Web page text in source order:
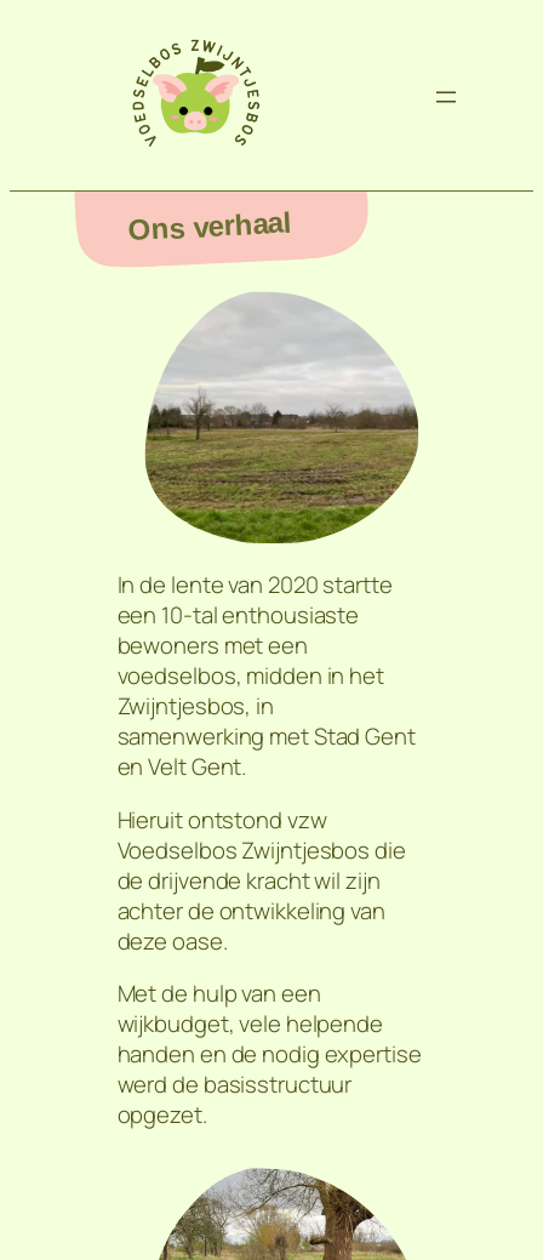
Ons verhaal
In de lente van 2020 startte
een 10-tal enthousiaste
bewoners met een
voedselbos, midden in het
Zwijntjesbos, in
samenwerking met Stad Gent
en Velt Gent.
Hieruit ontstond vzw
Voedselbos Zwijntjesbos die
de drijvende kracht wil zijn
achter de ontwikkeling van
deze oase.
Met de hulp van een
wijkbudget, vele helpende
handen en de nodig expertise
werd de basisstructuur
opgezet.